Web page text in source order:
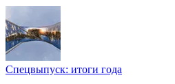
Спецвыпуск: итоги года